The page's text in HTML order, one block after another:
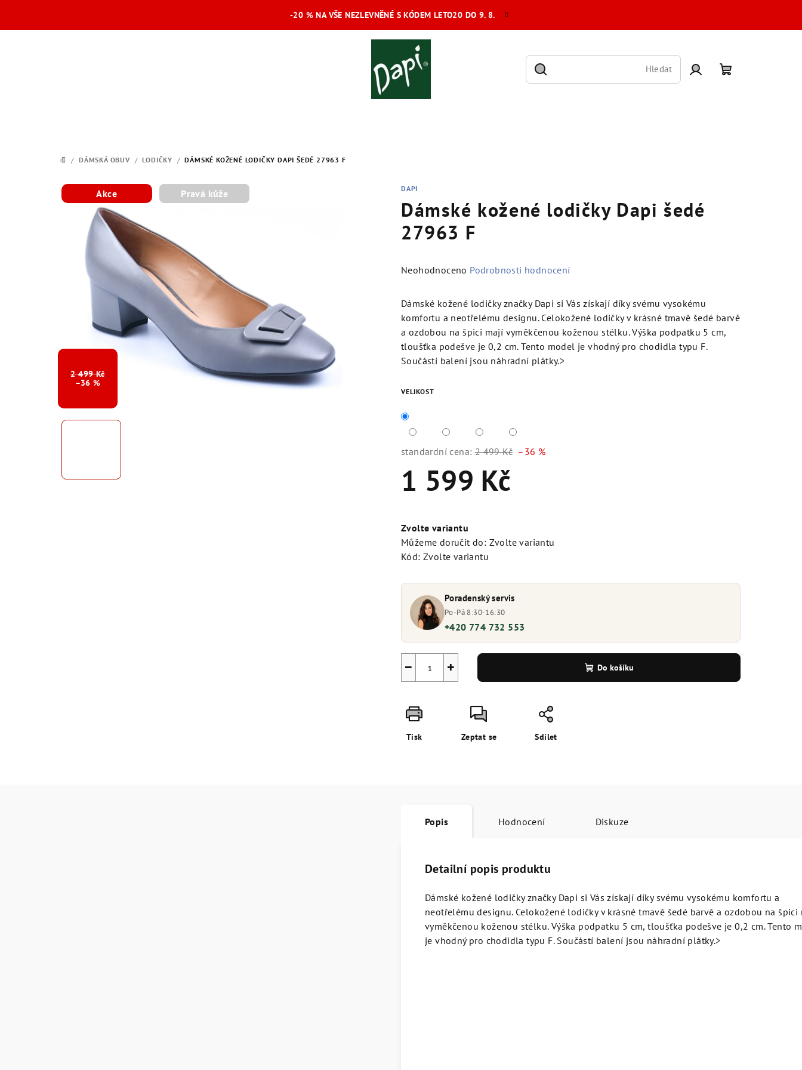
-20 % NA VŠE NEZLEVNĚNÉ S KÓDEM LETO20 DO 9. 8.
Hledat
DOMŮ
/ DÁMSKÁ OBUV / LODIČKY / DÁMSKÉ KOŽENÉ LODIČKY DAPI ŠEDÉ 27963 F
DAPI
Dámské kožené lodičky Dapi šedé
27963 F
Průměrné
produktu
je
z
5
Neohodnoceno Podrobnosti hodnocení
Dámské kožené lodičky značky Dapi si Vás získají díky svému vysokému
komfortu a neotřelému designu. Celokožené lodičky v krásné tmavě šedé barvě
a ozdobou na špici mají vyměkčenou koženou stélku. Výška podpatku 5 cm,
tloušťka podešve je 0,2 cm. Tento model je vhodný pro chodidla typu F.
Součástí balení jsou náhradní plátky.>
VELIKOST
standardní cena: 2 499 Kč –36 %
1 599 Kč
cena:
Zvolte variantu
Můžeme doručit do: Zvolte variantu
Kód: Zvolte variantu
Poradenský servis
Po-Pá 8:30-16:30
+420 774 732 553
+
− Do košíku
Tisk Zeptat se Sdílet
Akce Pravá kůže
2 499 Kč
–36 %
Popis Hodnocení Diskuze
Detailní popis produktu
Dámské kožené lodičky značky Dapi si Vás získají díky svému vysokému komfortu a
neotřelému designu. Celokožené lodičky v krásné tmavě šedé barvě a ozdobou na špici
vyměkčenou koženou stélku. Výška podpatku 5 cm, tloušťka podešve je 0,2 cm. Tento
je vhodný pro chodidla typu F. Součástí balení jsou náhradní plátky.>